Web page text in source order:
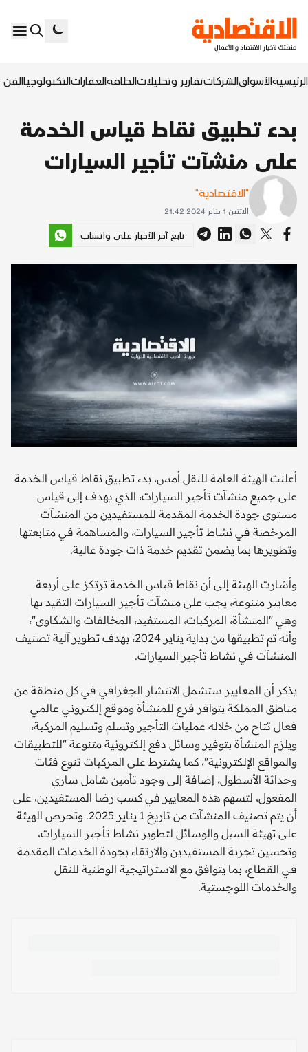
الرئيسيةالأسواقالشركاتتقارير وتحليلاتالطاقةالعقاراتالتكنولوجياالفن
بدء تطبيق نقاط قياس الخدمة
على منشآت تأجير السيارات
"الاقتصادية"
الاثنين 1 يناير 2024 21:42
تابع آخر الأخبار على واتساب
أعلنت الهيئة العامة للنقل أمس، بدء تطبيق نقاط قياس الخدمة
على جميع منشآت تأجير السيارات، الذي يهدف إلى قياس
مستوى جودة الخدمة المقدمة للمستفيدين من المنشآت
المرخصة في نشاط تأجير السيارات، والمساهمة في متابعتها
وتطويرها بما يضمن تقديم خدمة ذات جودة عالية.
وأشارت الهيئة إلى أن نقاط قياس الخدمة ترتكز على أربعة
معايير متنوعة، يجب على منشآت تأجير السيارات التقيد بها
وهي "المنشأة، المركبات، المستفيد، المخالفات والشكاوى"،
وأنه تم تطبيقها من بداية يناير 2024، بهدف تطوير آلية تصنيف
المنشآت في نشاط تأجير السيارات.
يذكر أن المعايير ستشمل الانتشار الجغرافي في كل منطقة من
مناطق المملكة بتوافر فرع للمنشأة وموقع إلكتروني عالمي
فعال تتاح من خلاله عمليات التأجير وتسلم وتسليم المركبة،
ويلزم المنشأة بتوفير وسائل دفع إلكترونية متنوعة "للتطبيقات
والمواقع الإلكترونية"، كما يشترط على المركبات تنوع فئات
وحداثة الأسطول، إضافة إلى وجود تأمين شامل ساري
المفعول، لتسهم هذه المعايير في كسب رضا المستفيدين، على
أن يتم تصنيف المنشآت من تاريخ 1 يناير 2025. وتحرص الهيئة
على تهيئة السبل والوسائل لتطوير نشاط تأجير السيارات،
وتحسين تجربة المستفيدين والارتقاء بجودة الخدمات المقدمة
في القطاع، بما يتوافق مع الاستراتيجية الوطنية للنقل
والخدمات اللوجستية.